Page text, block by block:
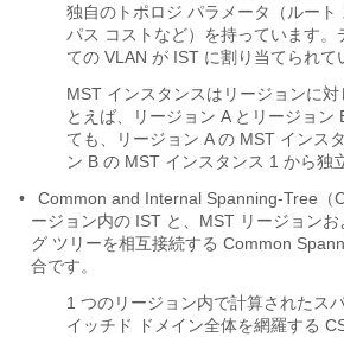
独自のトポロジ パラメータ（ルート
パス コストなど）を持っています。
ての VLAN が IST に割り当てられて
MST インスタンスはリージョンに
とえば、リージョン A とリージョン
ても、リージョン A の MST インス
ン B の MST インスタンス 1 から独
•
Common and Internal Spanning-Tree（
ージョン内の IST と、MST リージョン
グ ツリーを相互接続する Common
合です。
1 つのリージョン内で計算されたス
イッチド ドメイン全体を網羅する